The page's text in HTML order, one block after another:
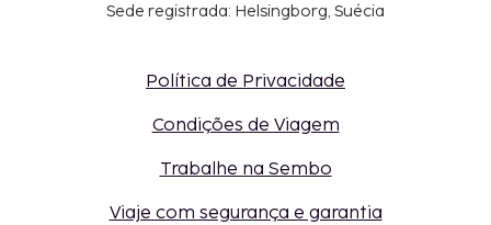
Sede registrada: Helsingborg, Suécia
Política de Privacidade
Condições de Viagem
Trabalhe na Sembo
Viaje com segurança e garantia